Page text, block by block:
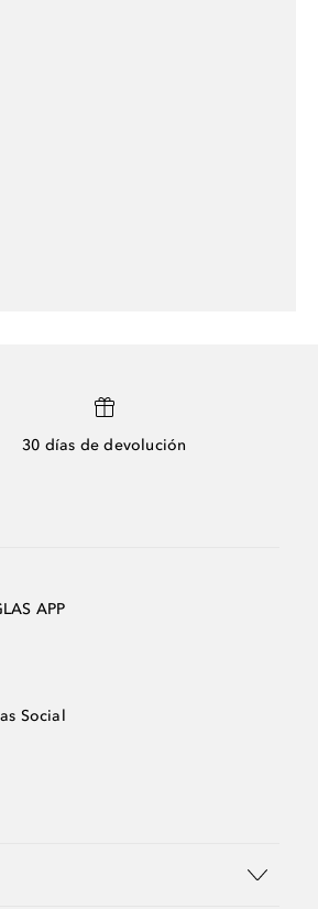
30 días de devolución
APP
Social